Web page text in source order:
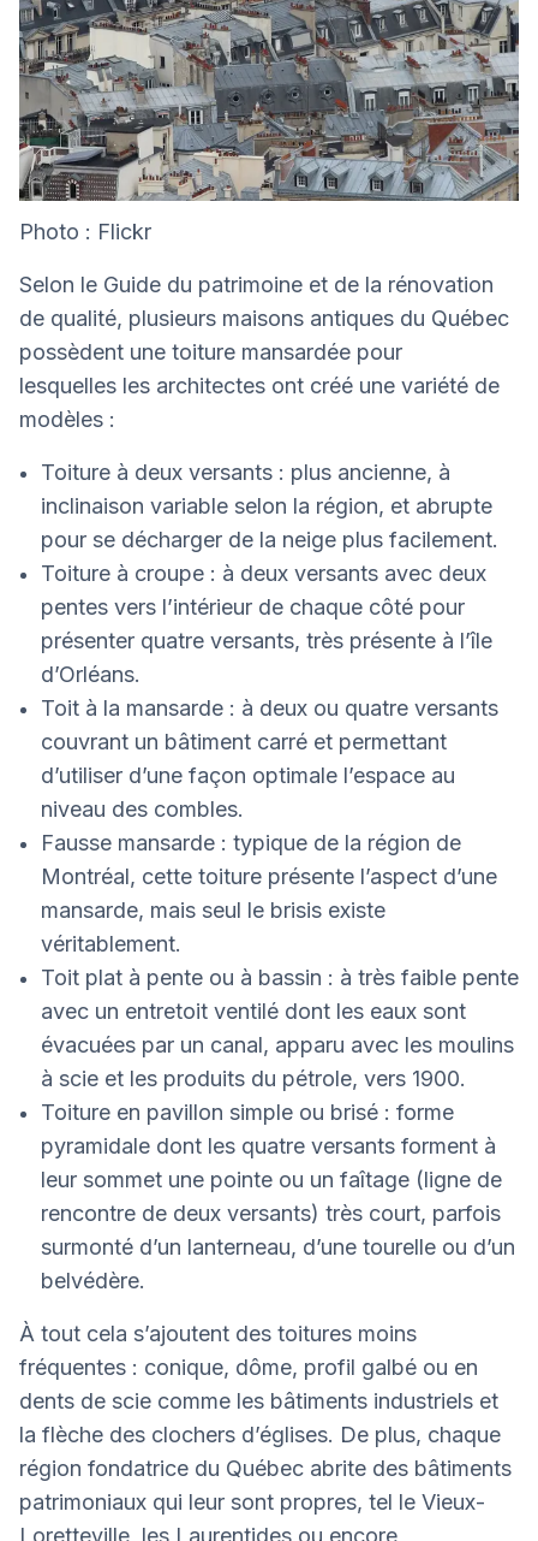
Photo : Flickr
Selon le Guide du patrimoine et de la rénovation
de qualité, plusieurs maisons antiques du Québec
possèdent une toiture mansardée pour
lesquelles les architectes ont créé une variété de
modèles :
Toiture à deux versants : plus ancienne, à
inclinaison variable selon la région, et abrupte
pour se décharger de la neige plus facilement.
Toiture à croupe : à deux versants avec deux
pentes vers l’intérieur de chaque côté pour
présenter quatre versants, très présente à l’île
d’Orléans.
Toit à la mansarde : à deux ou quatre versants
couvrant un bâtiment carré et permettant
d’utiliser d’une façon optimale l’espace au
niveau des combles.
Fausse mansarde : typique de la région de
Montréal, cette toiture présente l’aspect d’une
mansarde, mais seul le brisis existe
véritablement.
Toit plat à pente ou à bassin : à très faible pente
avec un entretoit ventilé dont les eaux sont
évacuées par un canal, apparu avec les moulins
à scie et les produits du pétrole, vers 1900.
Toiture en pavillon simple ou brisé : forme
pyramidale dont les quatre versants forment à
leur sommet une pointe ou un faîtage (ligne de
rencontre de deux versants) très court, parfois
surmonté d’un lanterneau, d’une tourelle ou d’un
belvédère.
À tout cela s’ajoutent des toitures moins
fréquentes : conique, dôme, profil galbé ou en
dents de scie comme les bâtiments industriels et
la flèche des clochers d’églises. De plus, chaque
région fondatrice du Québec abrite des bâtiments
patrimoniaux qui leur sont propres, tel le Vieux-